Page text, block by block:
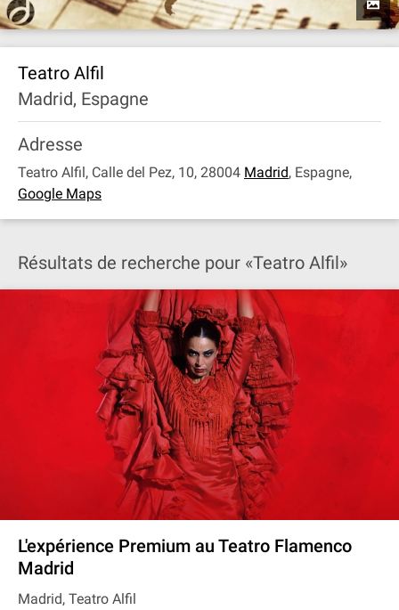
Teatro Alfil
Madrid, Espagne
Adresse
Teatro Alfil, Calle del Pez, 10, 28004 Madrid, Espagne,
Google Maps
Résultats de recherche pour «Teatro Alfil»
L'expérience Premium au Teatro Flamenco
Madrid
Madrid, Teatro Alfil